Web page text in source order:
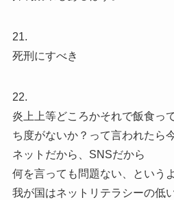
21.
死刑にすべき
22.
炎上上等どころかそれで飯食っ
ち度がないか？って言われたら
ネットだから、SNSだから
何を言っても問題ない、という
我が国はネットリテラシーの低